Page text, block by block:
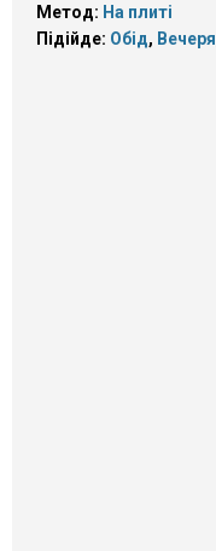
Метод: На плиті
Підійде: Обід, Вечеря